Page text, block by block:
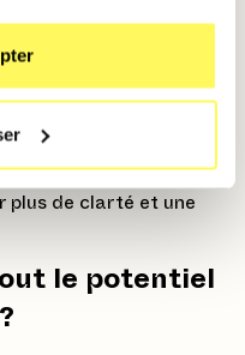
à votre
en dossiers
ou "Loisirs") et placez-
plus de clarté et une
le potentiel